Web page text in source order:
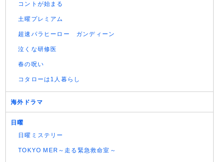
コントが始まる
土曜プレミアム
超速パラヒーロー ガンディーン
泣くな研修医
春の呪い
コタローは1人暮らし
海外ドラマ
日曜
日曜ミステリー
TOKYO MER～走る緊急救命室～